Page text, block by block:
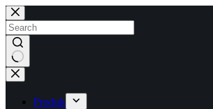
Skip
to
content
No
results
Produk